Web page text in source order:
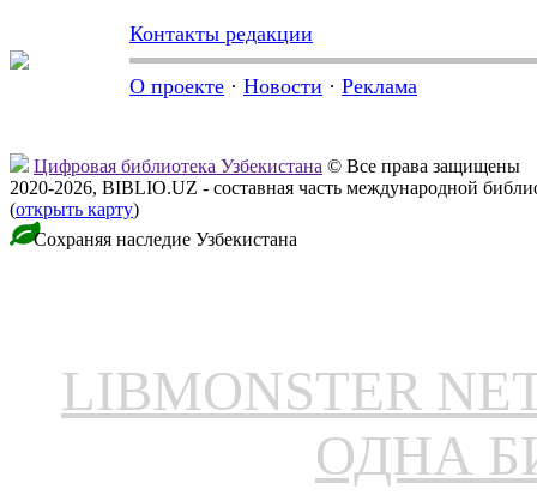
Контакты редакции
О проекте · Новости · Реклама
Цифровая библиотека Узбекистана © Все права защищены
2020-2026, BIBLIO.UZ - составная часть международной
(открыть карту)
Сохраняя наследие Узбекистана
LIBMONSTER
ОДНА